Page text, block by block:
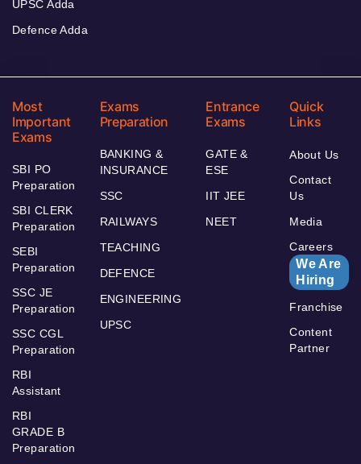
UPSC Adda
Defence Adda
Most
Important
Exams
SBI PO
Preparation
SBI CLERK
Preparation
SEBI
Preparation
SSC JE
Preparation
SSC CGL
Preparation
RBI
Assistant
RBI
GRADE B
Preparation
Exams
Preparation
BANKING &
INSURANCE
SSC
RAILWAYS
TEACHING
DEFENCE
ENGINEERING
UPSC
Entrance
Exams
GATE &
ESE
IIT JEE
NEET
Quick
Links
About Us
Contact
Us
Media
Careers
We Are
Hiring
Franchise
Content
Partner